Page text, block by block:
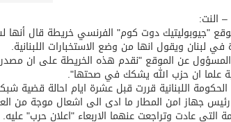
اتفاقية تطوير مصانع جاهزة ومتخصصة في– النت:
"جيوبوليتيك دوت كوم" الفرنسي خريطة قال أنها
في لبنان ويقول انها من وضع الاستخبارات اللبنانية.
عن الموقع "نقدم هذه الخريطة على ان
علما ان حزب الله يشكك في صحتها".
اللبنانية قررت قبل عشرة ايام احالة قضية
التي عادت وتراجعت عنهما الاربعاء "اعلان حرب" عليه.